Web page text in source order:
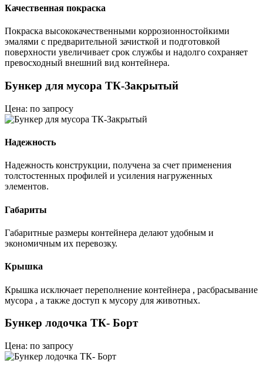
Качественная покраска
Покраска высококачественными коррозионностойкими
эмалями с предварительной зачисткой и подготовкой
поверхности увеличивает срок службы и надолго сохраняет
превосходный внешний вид контейнера.
Бункер для мусора ТК-Закрытый
Цена: по запросу
Надежность
Надежность конструкции, получена за счет применения
толстостенных профилей и усиления нагруженных
элементов.
Габариты
Габаритные размеры контейнера делают удобным и
экономичным их перевозку.
Крышка
Крышка исключает переполнение контейнера , расбрасывание
мусора , а также доступ к мусору для животных.
Бункер лодочка ТК- Борт
Цена: по запросу